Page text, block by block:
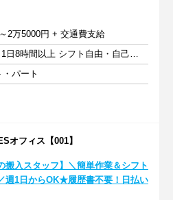
2万5000円 + 交通費支給
週1日以上 1日8時間以上 シフト自由・自己申告
パート
オフィス【001】
搬入スタッフ】＼簡単作業＆シフト
週1日からOK★履歴書不要！日払い